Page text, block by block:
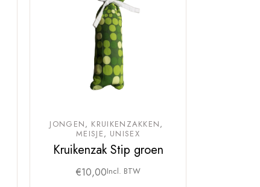
JONGEN
KRUIKENZAKKEN
MEISJE
UNISEX
Kruikenzak Stip groen
€10,00Incl. BTW